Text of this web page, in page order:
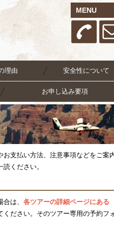
MENU
理由 安全性について
お申し込み要項
支払い方法、注意事項などをご案
ください。
は、 各ツアーの詳細ページにある
ください。そのツアー専用の予約フ